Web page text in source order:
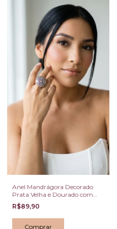
Anel Mandrágora Decorado
Prata Velha e Dourado com
Zircônias Regulável
R$89,90